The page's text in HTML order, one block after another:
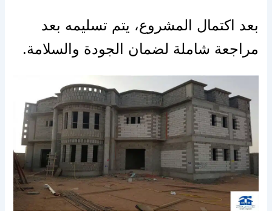
بعد اكتمال المشروع، يتم تسليمه بعد
مراجعة شاملة لضمان الجودة والسلامة.